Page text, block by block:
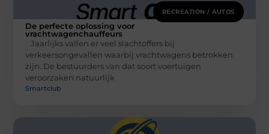
RECREATION / AUTOS
De perfecte oplossing voor
vrachtwagenchauffeurs
Jaarlijks vallen er veel slachtoffers bij
verkeersongevallen waarbij vrachtwagens betrokken
zijn. De bestuurders van dat soort voertuigen
veroorzaken natuurlijk
Smartclub